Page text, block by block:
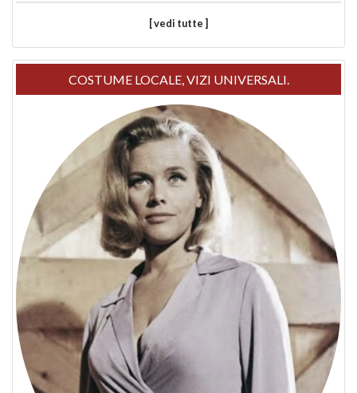
[ vedi tutte ]
COSTUME LOCALE, VIZI UNIVERSALI.